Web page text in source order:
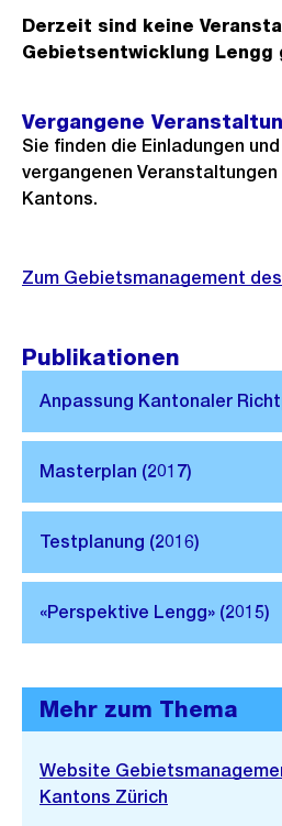
Derzeit sind keine
Gebietsentwicklung Lengg
Vergangene
Sie finden die Einladungen
vergangenen
Kantons.
Externer
Zum Gebietsmanagement
Publikationen
Mehr zum Thema
Externer
Link:
Website
Kantons Zürich